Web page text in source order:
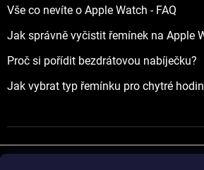
Vše co nevíte o Apple Watch - FAQ
Jak správně vyčistit řemínek na Apple
Proč si pořídit bezdrátovou nabíječku?
Jak vybrat typ řemínku pro chytré